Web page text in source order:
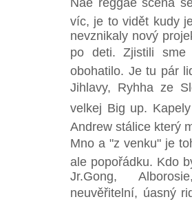
Nae reggae scéna
víc, je to vidět kudy
nevznikaly nový
po deti. Zjistili
obohatilo. Je tu pár
Jihlavy, Ryhha ze
velkej Big up.
Andrew stálice který
Mno a "z venku" je
ale popořádku. Kdo
Jr.Gong,
neuvěřitelní, úasný